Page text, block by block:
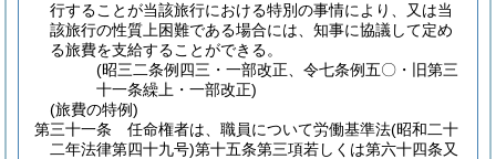
行することが当該旅行における特別の事情により、又は当
該旅行の性質上困難である場合には、知事に協議して定め
る旅費を支給することができる。
(昭三二条例四三・一部改正、令七条例五〇・旧第三
十一条繰上・一部改正)
(旅費の特例)
第三十一条
任命権者は、職員について労働基準法(昭和二十
二年法律第四十九号)第十五条第三項若しくは第六十四条又